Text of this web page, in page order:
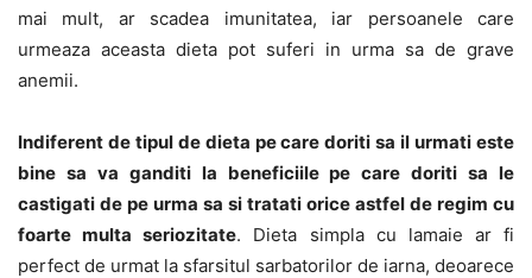
mai mult, ar scadea imunitatea, iar persoanele care
urmeaza aceasta dieta pot suferi in urma sa de grave
anemii.
Indiferent de tipul de dieta pe care doriti sa il urmati este
bine sa va ganditi la beneficiile pe care doriti sa le
castigati de pe urma sa si tratati orice astfel de regim cu
foarte multa seriozitate. Dieta simpla cu lamaie ar fi
perfect de urmat la sfarsitul sarbatorilor de iarna, deoarece